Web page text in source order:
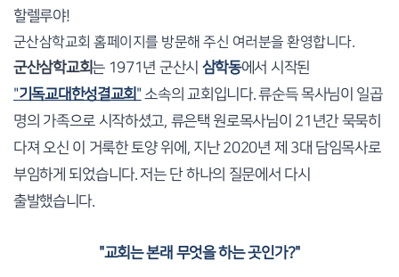
할렐루야!
군산삼학교회 홈페이지를 방문해 주신 여러분을 환영합니다.
군산삼학교회는 1971년 군산시 삼학동에서 시작된
"기독교대한성결교회 " 소속의 교회입니다. 류순득 목사님이 일곱
명의 가족으로 시작하셨고, 류은택 원로목사님이 21년간 묵묵히
다져 오신 이 거룩한 토양 위에, 지난 2020년 제 3대 담임목사로
부임하게 되었습니다. 저는 단 하나의 질문에서 다시
출발했습니다.
"교회는 본래 무엇을 하는 곳인가?"